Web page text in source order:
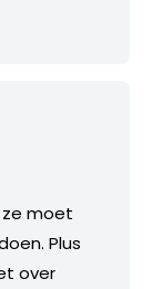
moet
Plus
over